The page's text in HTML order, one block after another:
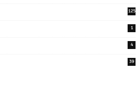
125
1
4
39